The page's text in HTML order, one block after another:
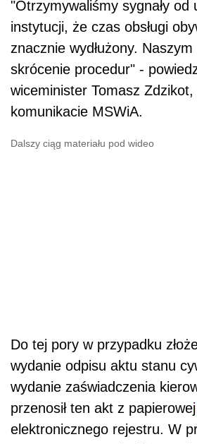
"Otrzymywaliśmy sygnały od
instytucji, że czas obsługi
znacznie wydłużony.
skrócenie procedur" -
wiceminister Tomasz
komunikacie MSWiA.
Dalszy ciąg materiału pod wideo
Do tej pory w przypadku
wydanie odpisu aktu stanu
wydanie zaświadczenia
przenosił ten akt z papierowej
elektronicznego rejestru. W